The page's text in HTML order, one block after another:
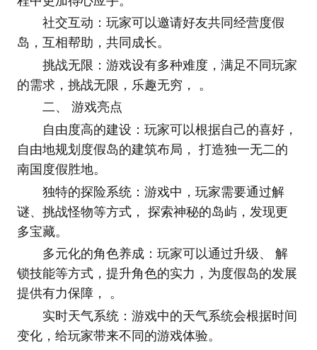
社交互动：玩家可以邀请好友共同经营度假
岛，互相帮助，共同成长。
挑战无限：游戏设有多种难度，满足不同玩家
的需求，挑战无限，乐趣无穷， 。
二、 游戏亮点
自由度高的建设：玩家可以根据自己的喜好，
自由地规划度假岛的建筑布局， 打造独一无二的
南国度假胜地。
独特的探险系统：游戏中，玩家需要通过解
谜、挑战怪物等方式， 探索神秘的岛屿，发现更
多宝藏。
多元化的角色养成：玩家可以通过升级、 解
锁技能等方式，提升角色的实力，为度假岛的发展
提供有力保障， 。
实时天气系统：游戏中的天气系统会根据时间
变化，给玩家带来不同的游戏体验。